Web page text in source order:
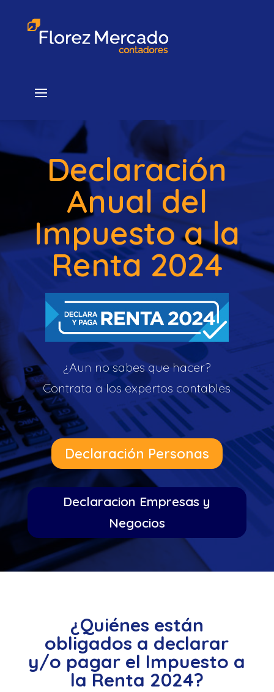
Declaración
Anual del
Impuesto a la
Renta 2024
¿Aun no sabes que hacer?
Contrata a los expertos contables
Declaración Personas
Declaracion Empresas y
Negocios
¿Quiénes están
obligados a declarar
y/o pagar el Impuesto a
la Renta 2024?